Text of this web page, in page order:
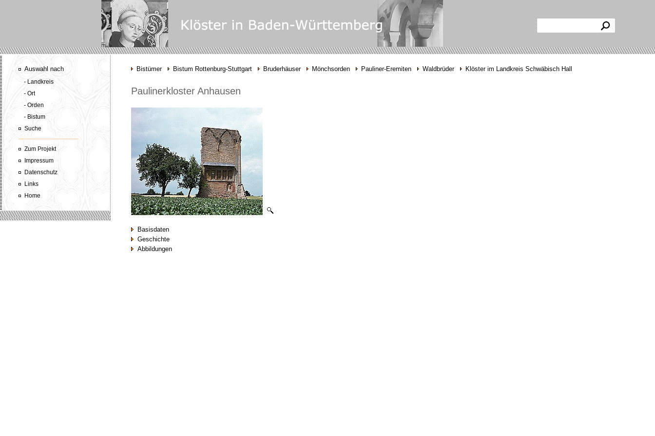
Auswahl nach
- Landkreis
- Ort
- Orden
- Bistum
Suche
Zum Projekt
Impressum
Datenschutz
Links
Home
Bistümer Bistum Rottenburg-Stuttgart Bruderhäuser Mönchsorden Pauliner-Eremiten Waldbrüder Klöster im Landkreis Schwäbisch Hall
Paulinerkloster Anhausen
Basisdaten
Geschichte
Abbildungen